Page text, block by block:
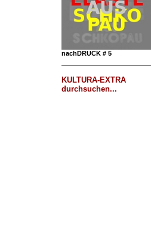
nachDRUCK # 5
KULTURA-EXTRA
durchsuchen...